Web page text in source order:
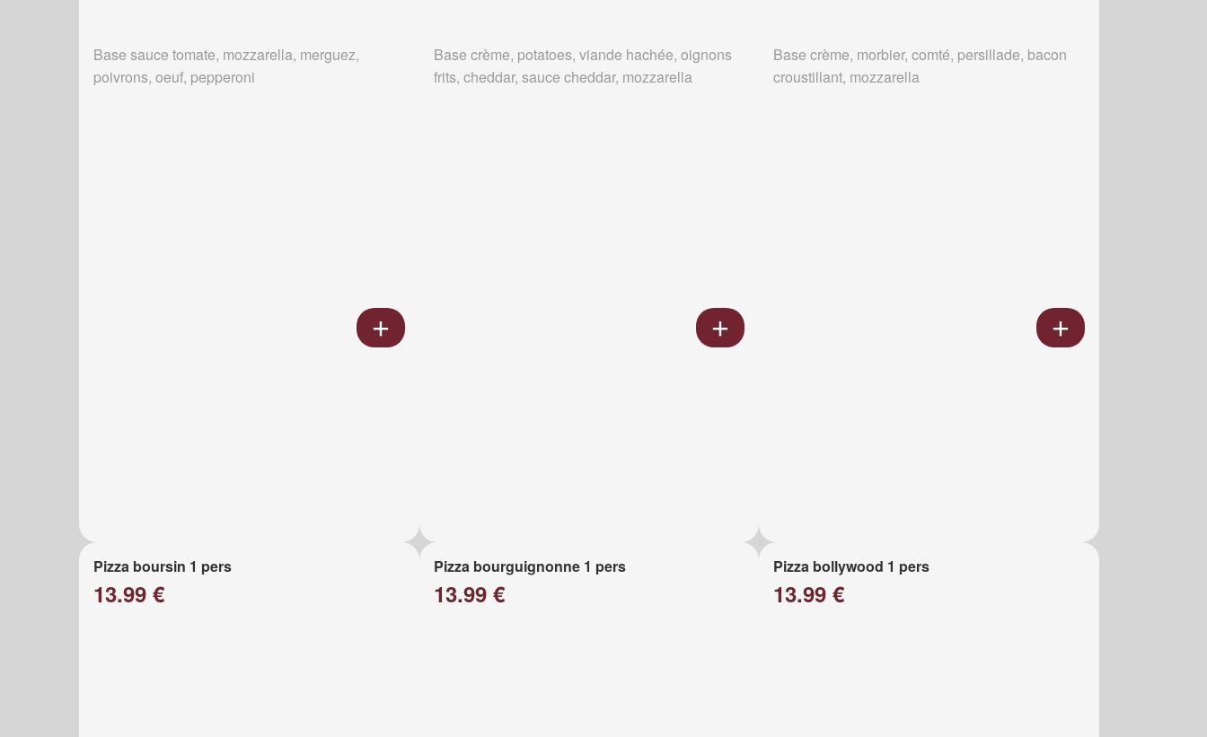
Base sauce tomate, mozzarella, merguez,
poivrons, oeuf, pepperoni
Base crème, potatoes, viande hachée, oignons
frits, cheddar, sauce cheddar, mozzarella
Base crème, morbier, comté, persillade, bacon
croustillant, mozzarella
Pizza boursin 1 pers
13.99 €
Pizza bourguignonne 1 pers
13.99 €
Pizza bollywood 1 pers
13.99 €